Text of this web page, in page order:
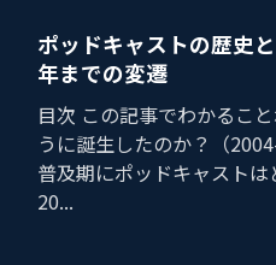
ポッドキャストの歴史
年までの変遷
目次 この記事でわかるこ
うに誕生したのか？（
普及期にポッドキャスト
20...